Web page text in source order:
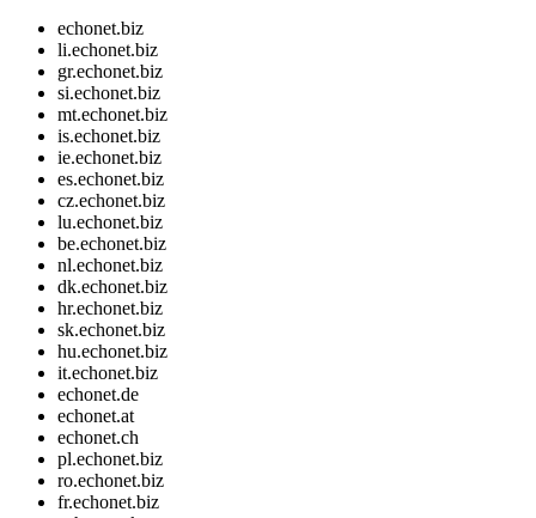
echonet.biz
li.echonet.biz
gr.echonet.biz
si.echonet.biz
mt.echonet.biz
is.echonet.biz
ie.echonet.biz
es.echonet.biz
cz.echonet.biz
lu.echonet.biz
be.echonet.biz
nl.echonet.biz
dk.echonet.biz
hr.echonet.biz
sk.echonet.biz
hu.echonet.biz
it.echonet.biz
echonet.de
echonet.at
echonet.ch
pl.echonet.biz
ro.echonet.biz
fr.echonet.biz